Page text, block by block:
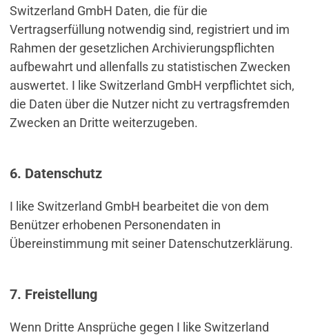
Switzerland GmbH Daten, die für die
Vertragserfüllung notwendig sind, registriert und im
Rahmen der gesetzlichen Archivierungspflichten
aufbewahrt und allenfalls zu statistischen Zwecken
auswertet. I like Switzerland GmbH verpflichtet sich,
die Daten über die Nutzer nicht zu vertragsfremden
Zwecken an Dritte weiterzugeben.
6. Datenschutz
I like Switzerland GmbH bearbeitet die von dem
Benützer erhobenen Personendaten in
Übereinstimmung mit seiner Datenschutzerklärung.
7. Freistellung
Wenn Dritte Ansprüche gegen I like Switzerland